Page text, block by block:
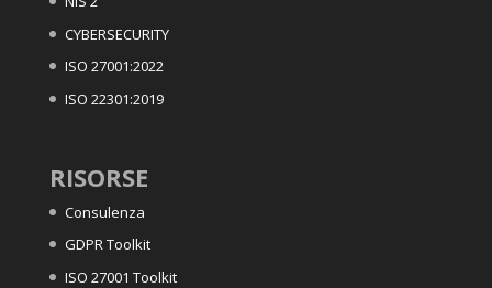
CYBERSECURITY
ISO 27001:2022
ISO 22301:2019
RISORSE
Consulenza
GDPR Toolkit
ISO 27001 Toolkit